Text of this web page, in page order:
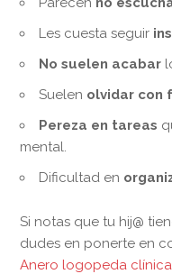
Les cuesta seguir
No suelen acabar
Suelen olvidar con
Pereza en tareas
mental.
Dificultad en
Si notas que tu hij@
dudes en ponerte en
Anero logopeda